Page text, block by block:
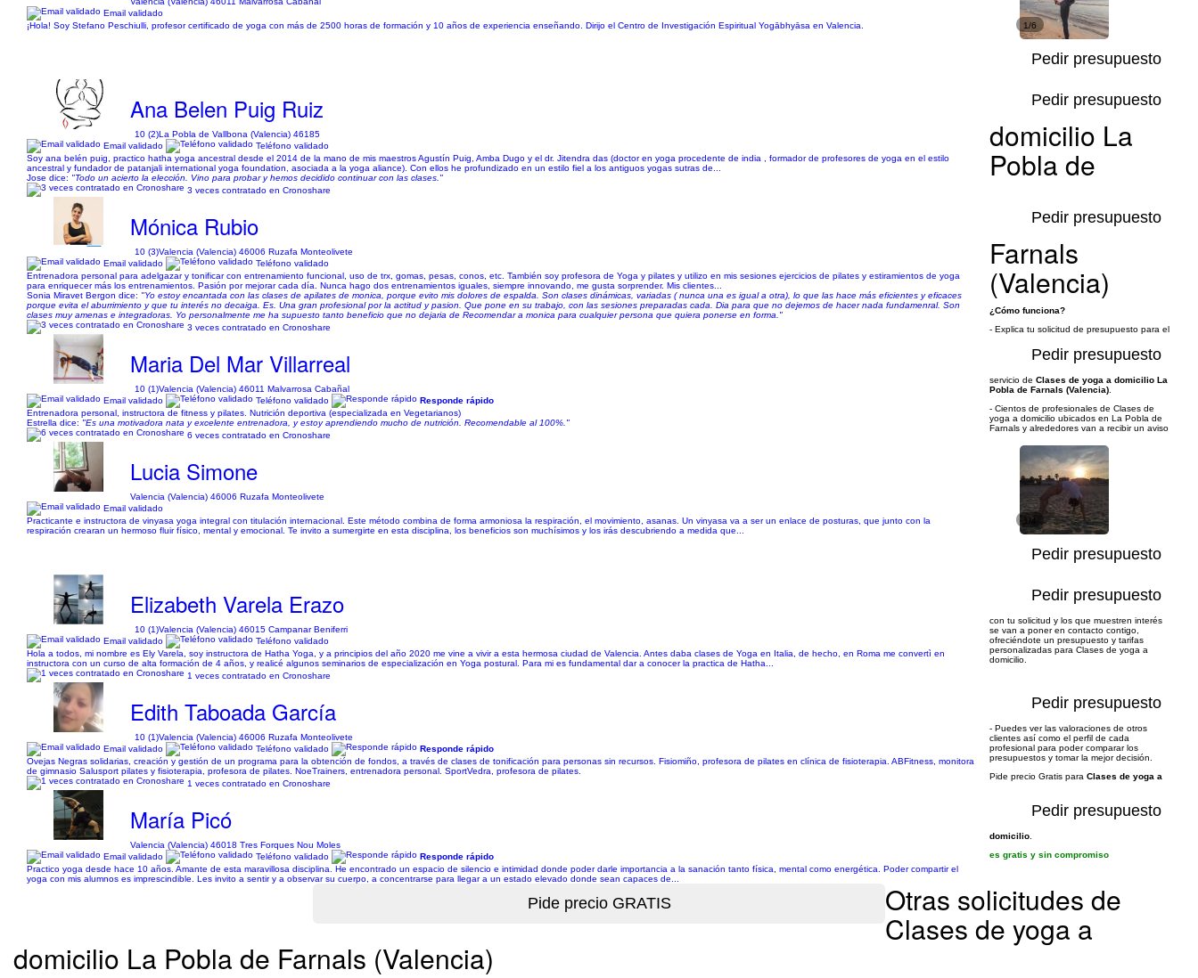
Email validado
¡Hola! Soy Stefano Peschiulli, profesor certificado de yoga con más de 2500 horas de formación y 10 años de experiencia enseñando. Dirijo el Centro de Investigación Espiritual Yogābhyāsa en Valencia.
1/6
Pedir presupuesto
Ana Belen Puig Ruiz
10 (2)La Pobla de Vallbona (Valencia) 46185
Email validado
Teléfono validado
Soy ana belén puig, practico hatha yoga ancestral desde el 2014 de la mano de mis maestros Agustín Puig, Amba Dugo y el dr. Jitendra das (doctor en yoga procedente de india , formador de profesores de yoga en el estilo
ancestral y fundador de patanjali international yoga foundation, asociada a la yoga aliance). Con ellos he profundizado en un estilo fiel a los antiguos yogas sutras de...
Jose dice: "Todo un acierto la elección. Vino para probar y hemos decidido continuar con las clases."
3 veces contratado en Cronoshare
Pedir presupuesto
Mónica Rubio
10 (3)Valencia (Valencia) 46006 Ruzafa Monteolivete
Email validado
Teléfono validado
Entrenadora personal para adelgazar y tonificar con entrenamiento funcional, uso de trx, gomas, pesas, conos, etc. También soy profesora de Yoga y pilates y utilizo en mis sesiones ejercicios de pilates y estiramientos de yoga
para enriquecer más los entrenamientos. Pasión por mejorar cada día. Nunca hago dos entrenamientos iguales, siempre innovando, me gusta sorprender. Mis clientes...
Sonia Miravet Bergon dice: "Yo estoy encantada con las clases de apilates de monica, porque evito mis dolores de espalda. Son clases dinámicas, variadas ( nunca una es igual a otra), lo que las hace más eficientes y eficaces
porque evita el aburrimiento y que tu interés no decaiga. Es. Una gran profesional por la actitud y pasion. Que pone en su trabajo, con las sesiones preparadas cada. Dia para que no dejemos de hacer nada fundamenral. Son
clases muy amenas e integradoras. Yo personalmente me ha supuesto tanto beneficio que no dejaria de Recomendar a monica para cualquier persona que quiera ponerse en forma."
3 veces contratado en Cronoshare
Pedir presupuesto
Maria Del Mar Villarreal
10 (1)Valencia (Valencia) 46011 Malvarrosa Cabañal
Email validado
Teléfono validado
Responde rápido
Entrenadora personal, instructora de fitness y pilates. Nutrición deportiva (especializada en Vegetarianos)
Estrella dice: "Es una motivadora nata y excelente entrenadora, y estoy aprendiendo mucho de nutrición. Recomendable al 100%."
6 veces contratado en Cronoshare
Pedir presupuesto
Lucia Simone
Valencia (Valencia) 46006 Ruzafa Monteolivete
Email validado
Practicante e instructora de vinyasa yoga integral con titulación internacional. Este método combina de forma armoniosa la respiración, el movimiento, asanas. Un vinyasa va a ser un enlace de posturas, que junto con la
respiración crearan un hermoso fluir físico, mental y emocional. Te invito a sumergirte en esta disciplina, los beneficios son muchísimos y los irás descubriendo a medida que...
1/4
Pedir presupuesto
Elizabeth Varela Erazo
10 (1)Valencia (Valencia) 46015 Campanar Beniferri
Email validado
Teléfono validado
Hola a todos, mi nombre es Ely Varela, soy instructora de Hatha Yoga, y a principios del año 2020 me vine a vivir a esta hermosa ciudad de Valencia. Antes daba clases de Yoga en Italia, de hecho, en Roma me convertì en
instructora con un curso de alta formación de 4 años, y realicé algunos seminarios de especialización en Yoga postural. Para mi es fundamental dar a conocer la practica de Hatha...
1 veces contratado en Cronoshare
Pedir presupuesto
Edith Taboada García
10 (1)Valencia (Valencia) 46006 Ruzafa Monteolivete
Email validado
Teléfono validado
Responde rápido
Ovejas Negras solidarias, creación y gestión de un programa para la obtención de fondos, a través de clases de tonificación para personas sin recursos. Fisiomiño, profesora de pilates en clínica de fisioterapia. ABFitness, monitora
de gimnasio Salusport pilates y fisioterapia, profesora de pilates. NoeTrainers, entrenadora personal. SportVedra, profesora de pilates.
1 veces contratado en Cronoshare
Pedir presupuesto
María Picó
Valencia (Valencia) 46018 Tres Forques Nou Moles
Email validado
Teléfono validado
Responde rápido
Practico yoga desde hace 10 años. Amante de esta maravillosa disciplina. He encontrado un espacio de silencio e intimidad donde poder darle importancia a la sanación tanto física, mental como energética. Poder compartir el
yoga con mis alumnos es imprescindible. Les invito a sentir y a observar su cuerpo, a concentrarse para llegar a un estado elevado donde sean capaces de...
Pedir presupuesto
domicilio La
Pobla de
Farnals
(Valencia)
¿Cómo funciona?
- Explica tu solicitud de presupuesto para el
servicio de Clases de yoga a domicilio La
Pobla de Farnals (Valencia)
- Cientos de profesionales de Clases de
yoga a domicilio ubicados en La Pobla de
Farnals y alrededores van a recibir un aviso
con tu solicitud y los que muestren interés
se van a poner en contacto contigo,
ofreciéndote un presupuesto y tarifas
personalizadas para Clases de yoga a
domicilio.
- Puedes ver las valoraciones de otros
clientes así como el perfil de cada
profesional para poder comparar los
presupuestos y tomar la mejor decisión.
Pide precio Gratis para Clases de yoga a
domicilio
es gratis y sin compromiso
Otras solicitudes de
Clases de yoga a
domicilio La Pobla de Farnals (Valencia)